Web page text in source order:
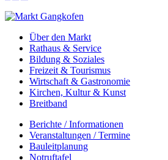
Über den Markt
Rathaus & Service
Bildung & Soziales
Freizeit & Tourismus
Wirtschaft & Gastronomie
Kirchen, Kultur & Kunst
Breitband
Berichte / Informationen
Veranstaltungen / Termine
Bauleitplanung
Notruftafel